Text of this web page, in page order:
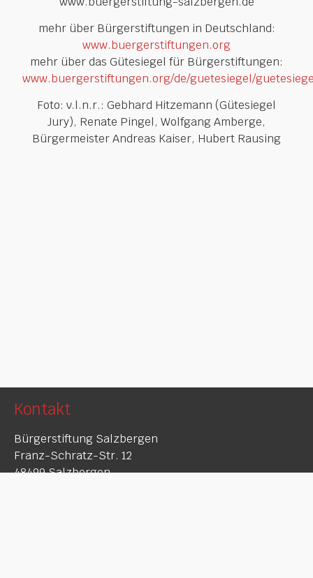
mehr über Bürgerstiftungen in Deutschland:
www.buergerstiftungen.org
mehr über das Gütesiegel für Bürgerstiftungen:
www.buergerstiftungen.org/de/guetesiegel/
Foto: v.l.n.r.: Gebhard Hitzemann (Gütesiegel
Jury), Renate Pingel, Wolfgang Amberge,
Bürgermeister Andreas Kaiser, Hubert Rausing
Kontakt
Bürgerstiftung Salzbergen
Franz-Schratz-Str. 12
48499 Salzbergen